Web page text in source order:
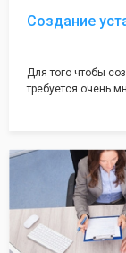
Создание
Для того чтобы
требуется очень
Наша компания
уникальный
подойдет для
сделанный
юристами,
налоговой